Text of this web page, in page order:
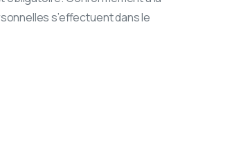
s’effectuent dans le